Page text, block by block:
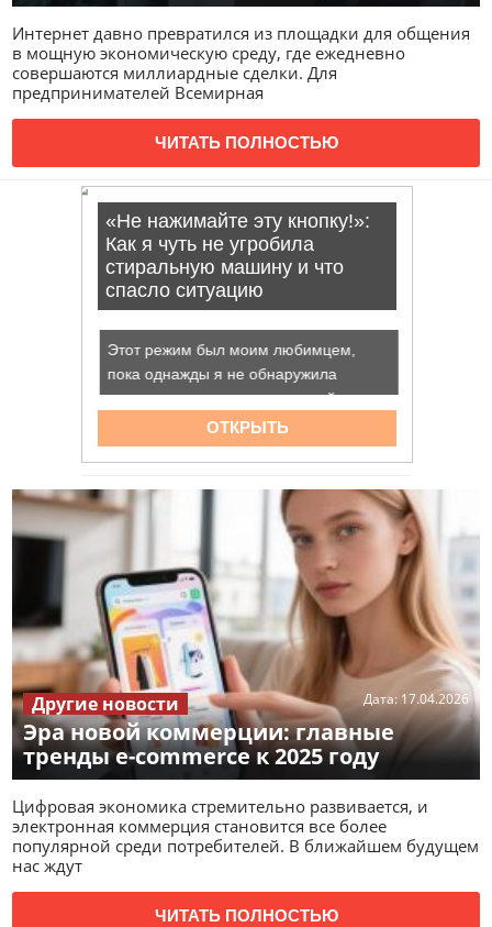
Интернет давно превратился из площадки для общения
в мощную экономическую среду, где ежедневно
совершаются миллиардные сделки. Для
предпринимателей Всемирная
ЧИТАТЬ ПОЛНОСТЬЮ
Эра новой коммерции: главные
тренды e-commerce к 2025 году
Дата: 17.04.2026
Другие новости
Цифровая экономика стремительно развивается, и
электронная коммерция становится все более
популярной среди потребителей. В ближайшем будущем
нас ждут
ЧИТАТЬ ПОЛНОСТЬЮ